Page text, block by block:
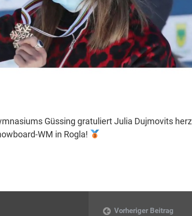
Güssing gratuliert Julia Dujmovits
WM in Rogla!
Vorheriger Beitrag